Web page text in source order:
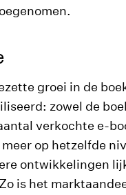
groei in de
zowel de
verkochte e-
op hetzelfde
ontwikkelingen
is het